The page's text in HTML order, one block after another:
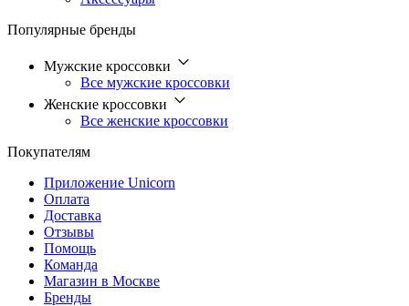
Популярные бренды
Мужские кроссовки
Все мужские кроссовки
Женские кроссовки
Все женские кроссовки
Покупателям
Приложение Unicorn
Оплата
Доставка
Отзывы
Помощь
Команда
Магазин в Москве
Бренды